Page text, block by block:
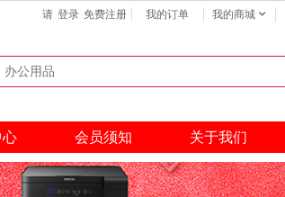
请 登录 免费注册 我的订单 我的商城
心 会员须知 关于我们